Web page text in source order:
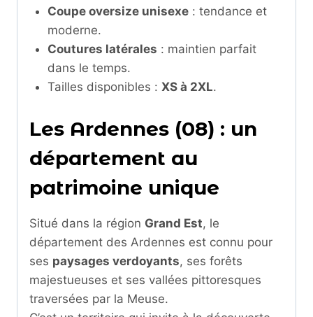
Coupe oversize unisexe: tendance et
moderne.
Coutures latérales : maintien parfait
dans le temps.
Tailles disponibles : XS à 2XL.
Les Ardennes (08) : un
département au
patrimoine unique
Situé dans la région Grand Est, le
département des Ardennes est connu pour
ses paysages verdoyants, ses forêts
majestueuses et ses vallées pittoresques
traversées par la Meuse.